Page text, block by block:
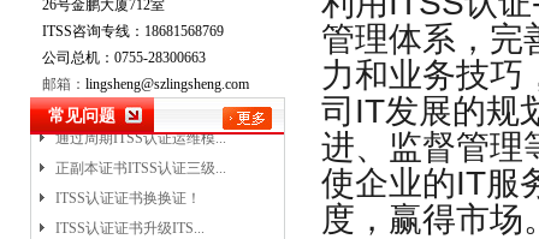
26号金鹏大厦712室
ITSS咨询专线：18681568769
公司总机：0755-28300663
邮箱： lingsheng@szlingsheng.com
常见问题
ITSS认证资质整改和降级...
ITSS认证证书有效期多久...
ITSS认证资质成熟度等级...
通过周期ITSS认证运维模...
正副本证书ITSS认证三级...
ITSS认证证书换换证！
ITSS认证证书升级ITS...
ITSS认证资质整改和降级...
管理体系，完
力和业务技巧
司 IT发展的规
进、监督管理
使企业的IT服
度，赢得市场